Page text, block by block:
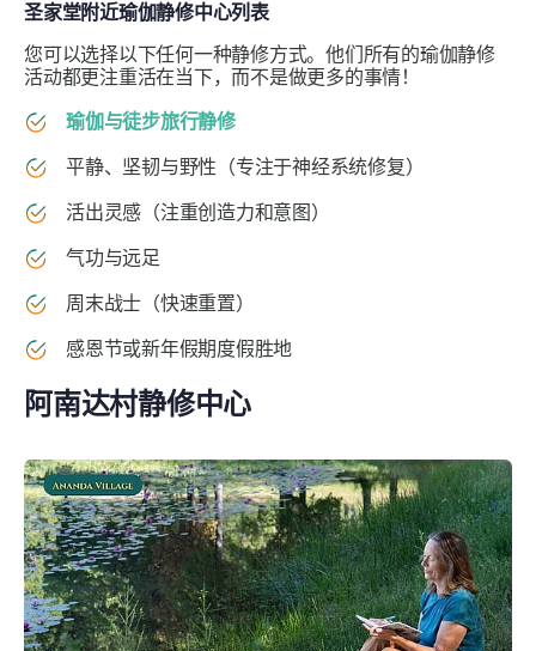
圣家堂附近瑜伽静修中心列表
您可以选择以下任何一种静修方式。他们所有的瑜伽静修
活动都更注重活在当下，而不是做更多的事情！
瑜伽与徒步旅行静修
平静、坚韧与野性（专注于神经系统修复）
活出灵感（注重创造力和意图）
气功与远足
周末战士（快速重置）
感恩节或新年假期度假胜地
阿南达村静修中心